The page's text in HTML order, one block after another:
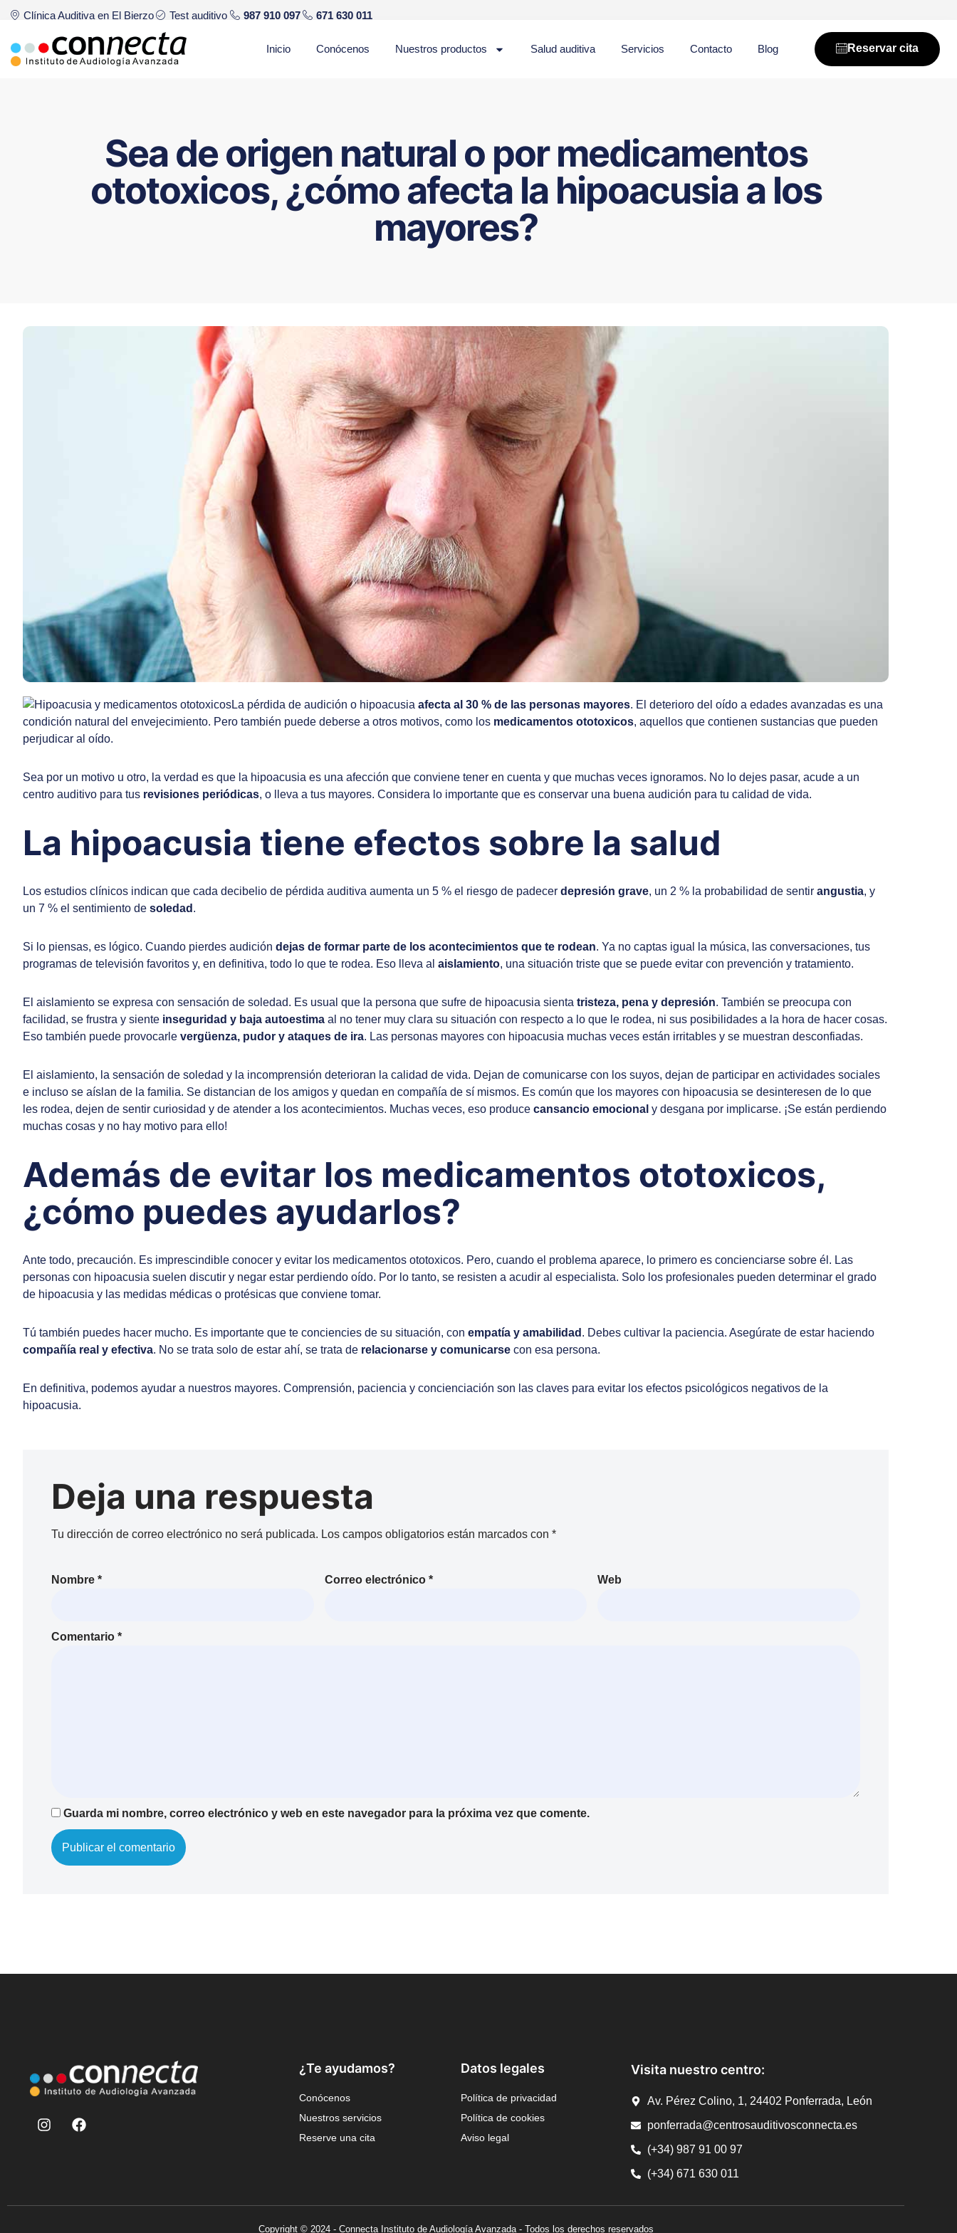
al
Clínica Auditiva en El Bierzo Test auditivo 987 910 097 671 630 011
Inicio Conócenos Nuestros productos Salud auditiva Servicios Contacto Blog Reservar cita
Sea de origen natural o por medicamentos
ototoxicos, ¿cómo afecta la hipoacusia a los
mayores?
La pérdida de audición o hipoacusia afecta al 30 % de las personas mayores. El deterioro del oído a edades avanzadas es una
condición natural del envejecimiento. Pero también puede deberse a otros motivos, como los medicamentos ototoxicos, aquellos que contienen sustancias que pueden
perjudicar al oído.
Sea por un motivo u otro, la verdad es que la hipoacusia es una afección que conviene tener en cuenta y que muchas veces ignoramos. No lo dejes pasar, acude a un
centro auditivo para tus revisiones periódicas, o lleva a tus mayores. Considera lo importante que es conservar una buena audición para tu calidad de vida.
La hipoacusia tiene efectos sobre la salud
Los estudios clínicos indican que cada decibelio de pérdida auditiva aumenta un 5 % el riesgo de padecer depresión grave, un 2 % la probabilidad de sentir angustia, y
un 7 % el sentimiento de soledad .
Si lo piensas, es lógico. Cuando pierdes audición dejas de formar parte de los acontecimientos que te rodean. Ya no captas igual la música, las conversaciones, tus
programas de televisión favoritos y, en definitiva, todo lo que te rodea. Eso lleva al aislamiento, una situación triste que se puede evitar con prevención y tratamiento.
El aislamiento se expresa con sensación de soledad. Es usual que la persona que sufre de hipoacusia sienta tristeza, pena y depresión. También se preocupa con
facilidad, se frustra y siente inseguridad y baja autoestima al no tener muy clara su situación con respecto a lo que le rodea, ni sus posibilidades a la hora de hacer cosas.
Eso también puede provocarle vergüenza, pudor y ataques de ira. Las personas mayores con hipoacusia muchas veces están irritables y se muestran desconfiadas.
El aislamiento, la sensación de soledad y la incomprensión deterioran la calidad de vida. Dejan de comunicarse con los suyos, dejan de participar en actividades sociales
e incluso se aíslan de la familia. Se distancian de los amigos y quedan en compañía de sí mismos. Es común que los mayores con hipoacusia se desinteresen de lo que
les rodea, dejen de sentir curiosidad y de atender a los acontecimientos. Muchas veces, eso produce cansancio emocional y desgana por implicarse. ¡Se están perdiendo
muchas cosas y no hay motivo para ello!
Además de evitar los medicamentos ototoxicos,
¿cómo puedes ayudarlos?
Ante todo, precaución. Es imprescindible conocer y evitar los medicamentos ototoxicos. Pero, cuando el problema aparece, lo primero es concienciarse sobre él. Las
personas con hipoacusia suelen discutir y negar estar perdiendo oído. Por lo tanto, se resisten a acudir al especialista. Solo los profesionales pueden determinar el grado
de hipoacusia y las medidas médicas o protésicas que conviene tomar.
Tú también puedes hacer mucho. Es importante que te conciencies de su situación, con empatía y amabilidad . Debes cultivar la paciencia. Asegúrate de estar haciendo
compañía real y efectiva. No se trata solo de estar ahí, se trata de relacionarse y comunicarse con esa persona.
En definitiva, podemos ayudar a nuestros mayores. Comprensión, paciencia y concienciación son las claves para evitar los efectos psicológicos negativos de la
hipoacusia.
Deja una respuesta
Tu dirección de correo electrónico no será publicada. Los campos obligatorios están marcados con *
Nombre * Correo electrónico * Web
Comentario *
Guarda mi nombre, correo electrónico y web en este navegador para la próxima vez que comente.
¿Te ayudamos?
Conócenos
Nuestros servicios
Reserve una cita
Datos legales
Política de privacidad
Política de cookies
Aviso legal
Visita nuestro centro:
Av. Pérez Colino, 1, 24402 Ponferrada, León
ponferrada@centrosauditivosconnecta.es
(+34) 987 91 00 97
(+34) 671 630 011
Copyright © 2024 - Connecta Instituto de Audiología Avanzada - Todos los derechos reservados